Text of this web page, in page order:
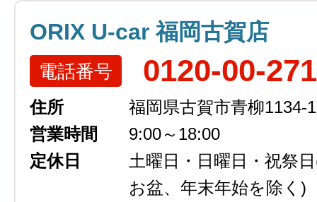
ORIX U-car 福岡古賀店
電話番号 0120-00-
住所
福岡県古賀市青柳1134-1
営業時間
9:00～18:00
定休日
土曜日・日曜日・祝祭日
お盆、年末年始を除く)